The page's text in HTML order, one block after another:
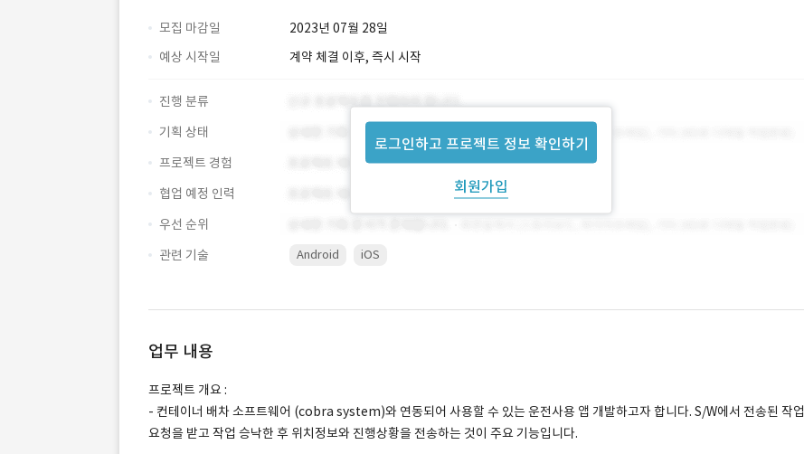
모집 마감일 2023년 07월 28일
로그인하고 프로젝트 정보 확인하기
회원가입
예상 시작일 계약 체결 이후, 즉시 시작
진행 분류
기획 상태
프로젝트 경험
협업 예정 인력
우선 순위
관련 기술
Android iOS
업무 내용
프로젝트 개요 :
- 컨테이너 배차 소프트웨어 (cobra system)와 연동되어 사용할 수 있는 운전사용 앱 개발하고자 합니다. S/W에서 전송된 작업
요청을 받고 작업 승낙한 후 위치정보와 진행상황을 전송하는 것이 주요 기능입니다.